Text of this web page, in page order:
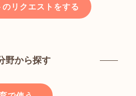
のリクエストをする
野から探す